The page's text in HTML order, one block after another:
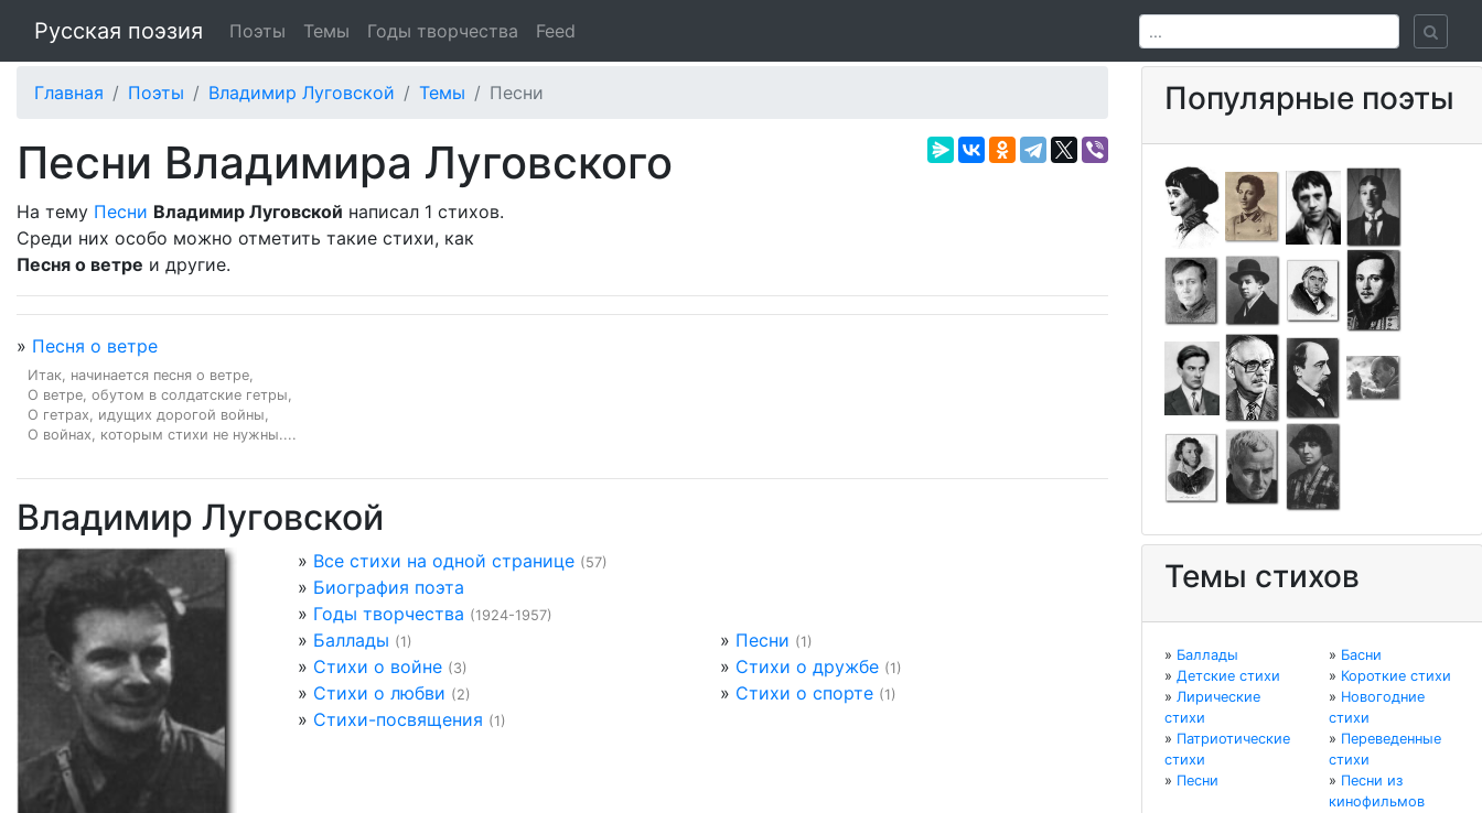
Русская поэзия Поэты Темы Годы творчества Feed
Главная Поэты Владимир Луговской Темы Песни
Песни Владимира Луговского
На тему Песни Владимир Луговской написал 1 стихов.
Среди них особо можно отметить такие стихи, как
Песня о ветре и другие.
» Песня о ветре
Итак, начинается песня о ветре,
О ветре, обутом в солдатские гетры,
О гетрах, идущих дорогой войны,
О войнах, которым стихи не нужны....
Владимир Луговской
» Все стихи на одной странице (57)
» Биография поэта
» Годы творчества (1924-1957)
» Баллады (1) » Песни (1)
» Стихи о войне (3) » Стихи о дружбе (1)
» Стихи о любви (2) » Стихи о спорте (1)
» Стихи-посвящения (1)
Популярные поэты
Темы стихов
» Баллады » Басни
» Детские стихи » Короткие стихи
» Лирические
стихи
» Новогодние
стихи
» Патриотические
стихи
» Переведенные
стихи
» Песни » Песни из
кинофильмов